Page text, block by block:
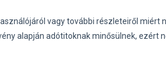
vagy további részleteiről miért
alapján adótitoknak minősülnek, ezért